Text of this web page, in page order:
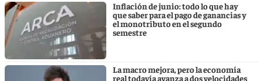
Inflación de junio: todo lo que hay
que saber para el pago de ganancias y
el monotributo en el segundo
semestre
La macro mejora, pero la economía
real todavía avanza a dos velocidades